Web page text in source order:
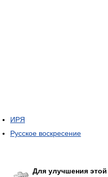
ИРЯ
Русское воскресение
Для улучшения